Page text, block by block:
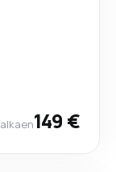
alkaen149 €